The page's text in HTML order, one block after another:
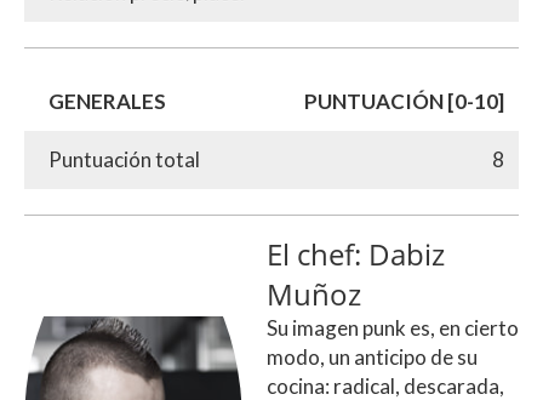
GENERALES PUNTUACIÓN [0-10]
Puntuación total 8
El chef: Dabiz
Muñoz
Su imagen punk es, en cierto
modo, un anticipo de su
cocina: radical, descarada,